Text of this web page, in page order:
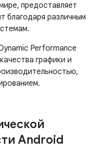
предоставляет
благодаря различным
Performance
графики и
Android